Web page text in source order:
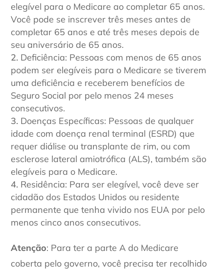
elegível para o Medicare ao completar 65 anos.
Você pode se inscrever três meses antes de
completar 65 anos e até três meses depois de
seu aniversário de 65 anos.
Deficiência: Pessoas com menos de 65 anos
podem ser elegíveis para o Medicare se tiverem
uma deficiência e receberem benefícios de
Seguro Social por pelo menos 24 meses
consecutivos.
Doenças Específicas: Pessoas de qualquer
idade com doença renal terminal (ESRD) que
requer diálise ou transplante de rim, ou com
esclerose lateral amiotrófica (ALS), também são
elegíveis para o Medicare.
Residência: Para ser elegível, você deve ser
cidadão dos Estados Unidos ou residente
permanente que tenha vivido nos EUA por pelo
menos cinco anos consecutivos.
Atenção: Para ter a parte A do Medicare
coberta pelo governo, você precisa ter recolhido